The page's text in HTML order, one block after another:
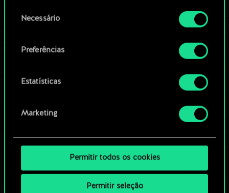
Você encontrará todos os detalhes sobre o uso
de cookies e poderá ajustar as suas preferências
no menu "Configurações" abaixo.
deNecessário
Preferências
Estatísticas
Marketing
Permitir todos os cookies
Permitir seleção
comunidade